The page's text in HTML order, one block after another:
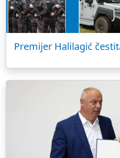
Premijer Halilagić